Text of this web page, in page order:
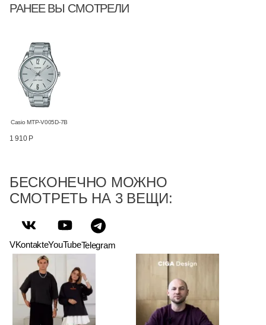
РАНЕЕ ВЫ СМОТРЕЛИ
Casio MTP-V005D-7B
1 910 Р
БЕСКОНЕЧНО МОЖНО
СМОТРЕТЬ НА 3 ВЕЩИ:
VKontakteYouTubeTelegram